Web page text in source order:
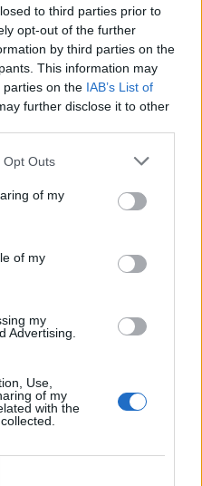
to third parties prior to
opt-out of the further
by third parties on the
This information may
parties on the IAB’s List of
further disclose it to other
Opt Outs
of my
of my
my
Advertising.
Use,
of my
with the